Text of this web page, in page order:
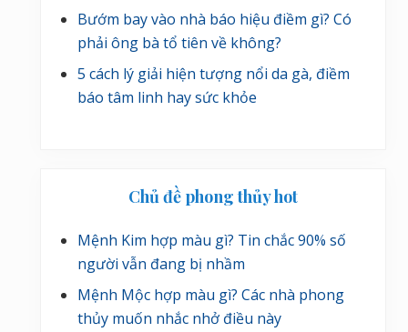
Bướm bay vào nhà báo hiệu điềm gì? Có
phải ông bà tổ tiên về không?
5 cách lý giải hiện tượng nổi da gà, điềm
báo tâm linh hay sức khỏe
Chủ đề phong thủy hot
Mệnh Kim hợp màu gì? Tin chắc 90% số
người vẫn đang bị nhầm
Mệnh Mộc hợp màu gì? Các nhà phong
thủy muốn nhắc nhở điều này